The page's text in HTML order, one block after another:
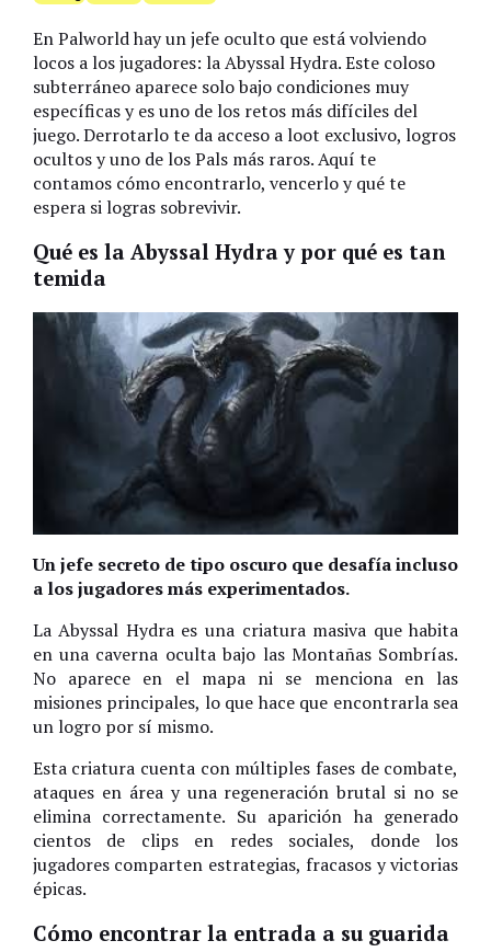
En Palworld hay un jefe oculto que está volviendo
locos a los jugadores: la Abyssal Hydra. Este coloso
subterráneo aparece solo bajo condiciones muy
específicas y es uno de los retos más difíciles del
juego. Derrotarlo te da acceso a loot exclusivo, logros
ocultos y uno de los Pals más raros. Aquí te
contamos cómo encontrarlo, vencerlo y qué te
espera si logras sobrevivir.
Qué es la Abyssal Hydra y por qué es tan
temida
Un jefe secreto de tipo oscuro que desafía incluso
a los jugadores más experimentados.
La Abyssal Hydra es una criatura masiva que habita
en una caverna oculta bajo las Montañas Sombrías.
No aparece en el mapa ni se menciona en las
misiones principales, lo que hace que encontrarla sea
un logro por sí mismo.
Esta criatura cuenta con múltiples fases de combate,
ataques en área y una regeneración brutal si no se
elimina correctamente. Su aparición ha generado
cientos de clips en redes sociales, donde los
jugadores comparten estrategias, fracasos y victorias
épicas.
Cómo encontrar la entrada a su guarida